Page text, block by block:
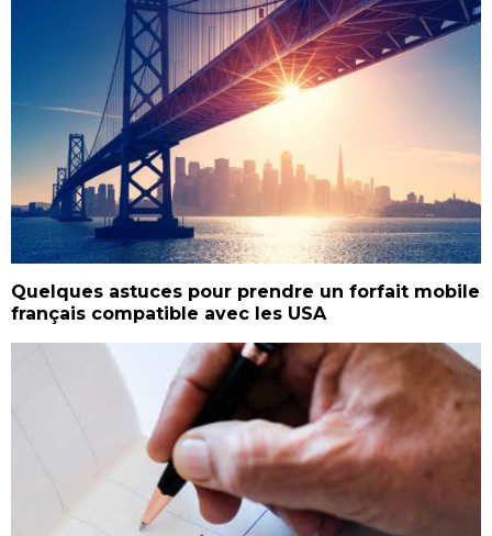
Quelques astuces pour prendre un forfait mobile
français compatible avec les USA